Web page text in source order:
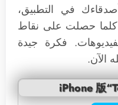
في التطبيق،
كلما حصلت على نقاط
فكرة جيدة
الآن.
iPhone 版